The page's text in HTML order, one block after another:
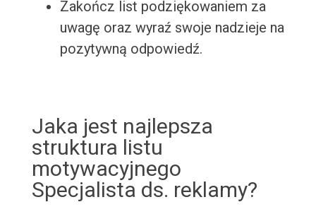
Zakończ list podziękowaniem za
uwagę oraz wyraź swoje nadzieje na
pozytywną odpowiedź.
Jaka jest najlepsza
struktura listu
motywacyjnego
Specjalista ds. reklamy?